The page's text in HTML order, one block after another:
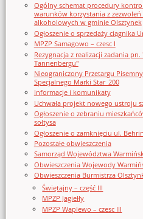
Ogólny schemat procedury
warunków korzystania z
alkoholowych w gminie Olsztynek
Ogłoszenie o sprzedaży ciągnika
MPZP Samagowo – czesc I
Rezygnacja z realizacji zadania
Tannenbergu"
Nieograniczony Przetargu
Specjalnego Marki Star_200
Informacje i komunikaty
Uchwała projekt nowego ustroju
Ogłoszenie o zebraniu
sołtysa
Ogłoszenie o zamknięciu ul.
Pozostałe obwieszczenia
Samorząd Województwa
Obwieszczenia Wojewody
Obwieszczenia Burmistrza
Świętajny – część III
MPZP Jagiełły
MPZP Waplewo – czesc III